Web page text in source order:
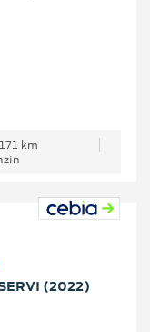
km
(2022)